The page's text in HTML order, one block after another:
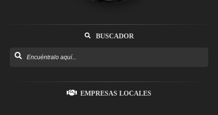
BUSCADOR
EMPRESAS LOCALES